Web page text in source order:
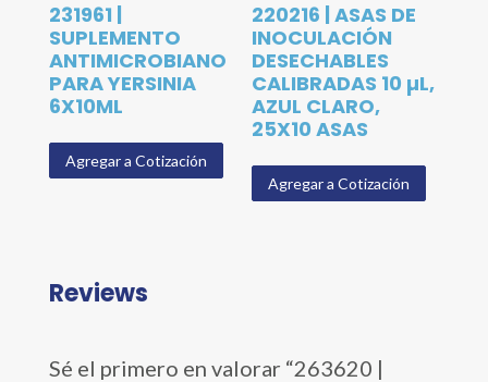
231961 |
SUPLEMENTO
ANTIMICROBIANO
PARA YERSINIA
6X10ML
Agregar a Cotización
220216 | ASAS DE
INOCULACIÓN
DESECHABLES
CALIBRADAS 10 µL,
AZUL CLARO,
25X10 ASAS
Agregar a Cotización
Reviews
Sé el primero en valorar “263620 |